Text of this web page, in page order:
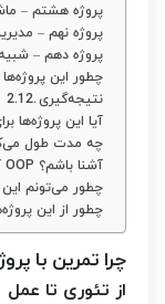
پروژه هشتم –
پروژه نهم –
پروژه دهم –
چطور این
نتیجه‌گیری
۱. آیا این
۲. چه مدت طول
۳. آیا لازم هست قبل از شروع با OOP آشنا باشم؟
۴. چطور می‌تونم
۵. چطور از این
چرا تمرین با
از تئوری تا عمل